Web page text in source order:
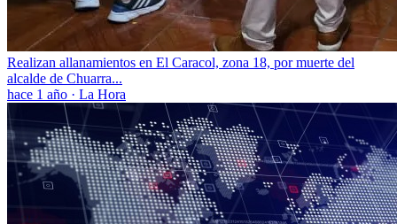
Realizan allanamientos en El Caracol, zona 18, por muerte del
alcalde de Chuarra...
hace 1 año · La Hora